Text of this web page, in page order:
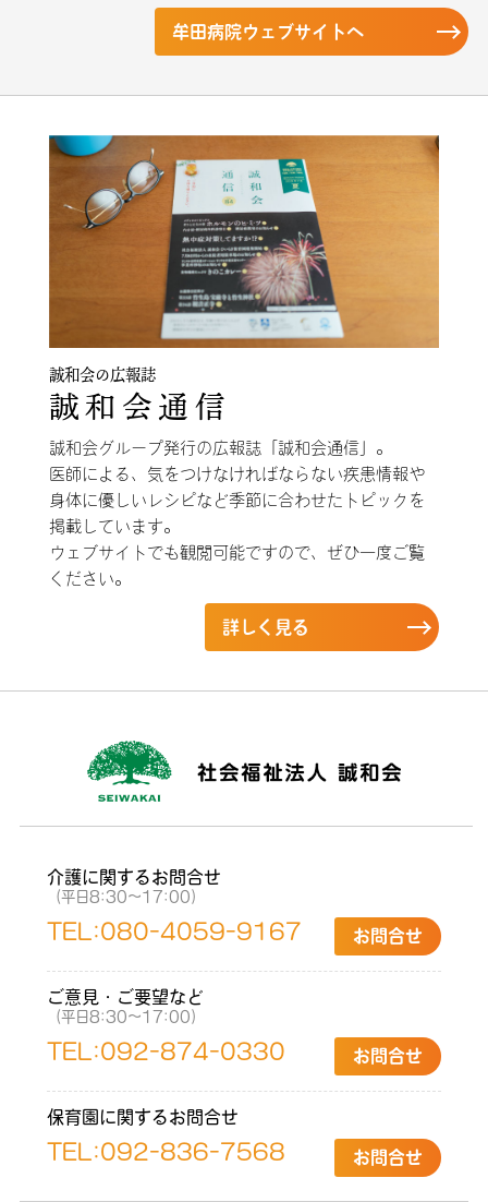
牟田病院ウェブサイトへ
誠和会の広報誌
誠和会通信
誠和会グループ発行の広報誌「誠和会通信」。
医師による、気をつけなければならない疾患情報や
身体に優しいレシピなど季節に合わせたトピックを
掲載しています。
ウェブサイトでも観閲可能ですので、ぜひ一度ご覧
ください。
詳しく見る
介護に関するお問合せ
（平日8:30〜17:00）
TEL:080-4059-9167 お問合せ
ご意見・ご要望など
（平日8:30〜17:00）
TEL:092-874-0330 お問合せ
保育園に関するお問合せ
TEL:092-836-7568 お問合せ